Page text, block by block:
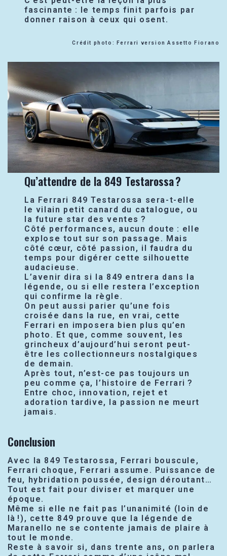
fascinante : le temps finit parfois par
donner raison à ceux qui osent.
Crédit photo: Ferrari version Assetto Fiorano
Qu’attendre de la 849 Testarossa ?
La Ferrari 849 Testarossa sera-t-elle
le vilain petit canard du catalogue, ou
la future star des ventes ?
Côté performances, aucun doute : elle
explose tout sur son passage. Mais
côté cœur, côté passion, il faudra du
temps pour digérer cette silhouette
audacieuse.
L’avenir dira si la 849 entrera dans la
légende, ou si elle restera l’exception
qui confirme la règle.
On peut aussi parier qu’une fois
croisée dans la rue, en vrai, cette
Ferrari en imposera bien plus qu’en
photo. Et que, comme souvent, les
grincheux d’aujourd’hui seront peut-
être les collectionneurs nostalgiques
de demain.
Après tout, n’est-ce pas toujours un
peu comme ça, l’histoire de Ferrari ?
Entre choc, innovation, rejet et
adoration tardive, la passion ne meurt
jamais.
Conclusion
Avec la 849 Testarossa, Ferrari bouscule,
Ferrari choque, Ferrari assume. Puissance de
feu, hybridation poussée, design déroutant…
Tout est fait pour diviser et marquer une
époque.
Même si elle ne fait pas l’unanimité (loin de
là !), cette 849 prouve que la légende de
Maranello ne se contente jamais de plaire à
tout le monde.
Reste à savoir si, dans trente ans, on parlera